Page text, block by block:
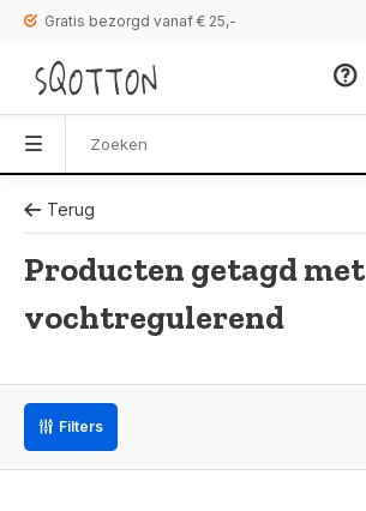
Gratis bezorgd vanaf € 25,-
Terug
Producten getagd met
vochtregulerend
Filters